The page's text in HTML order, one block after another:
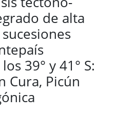
de alta
39° y 41° S:
Cura, Picún